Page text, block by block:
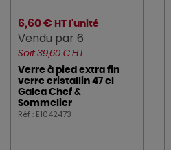
6,60 € HT l'unité
Vendu par 6
Soit 39,60 € HT
Verre à pied extra fin
verre cristallin 47 cl
Galea Chef &
Sommelier
Réf : E1042473